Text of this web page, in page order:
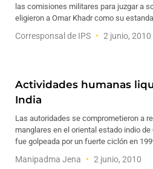
las comisiones militares para juzgar a
eligieron a Omar Khadr como su
Corresponsal de IPS 2 junio, 2010
Actividades humanas
India
Las autoridades se comprometieron a
manglares en el oriental estado indio
fue golpeada por un fuerte ciclón en
Manipadma Jena 2 junio, 2010